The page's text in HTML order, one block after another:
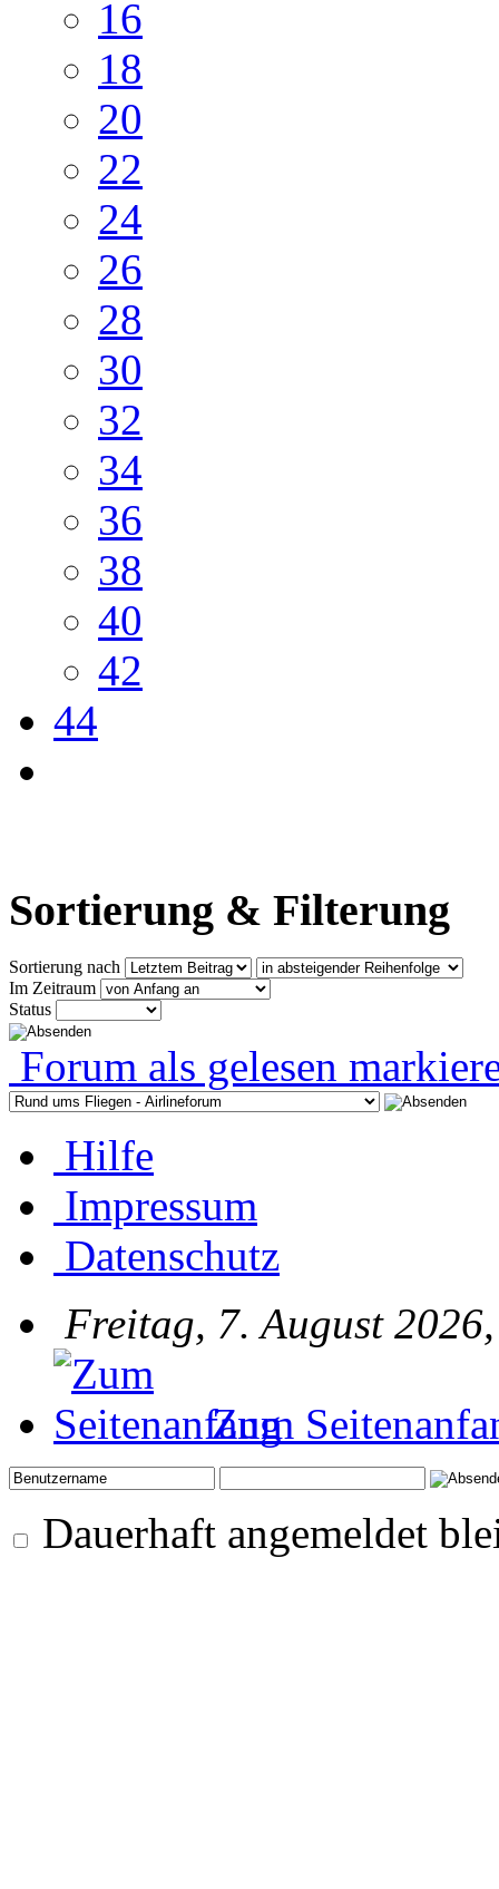
16
18
20
22
24
26
28
30
32
34
36
38
40
42
44
Sortierung & Filterung
Sortierung nach
Im Zeitraum
Status
Forum als gelesen
Hilfe
Impressum
Datenschutz
Freitag, 7. August
Zum
Dauerhaft angemeldet